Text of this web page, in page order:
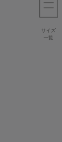
サイズ
一覧